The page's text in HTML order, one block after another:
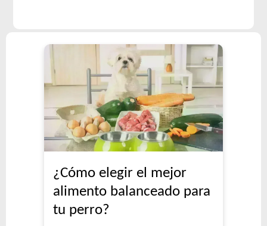
¿Cómo elegir el mejor
alimento balanceado para
tu perro?